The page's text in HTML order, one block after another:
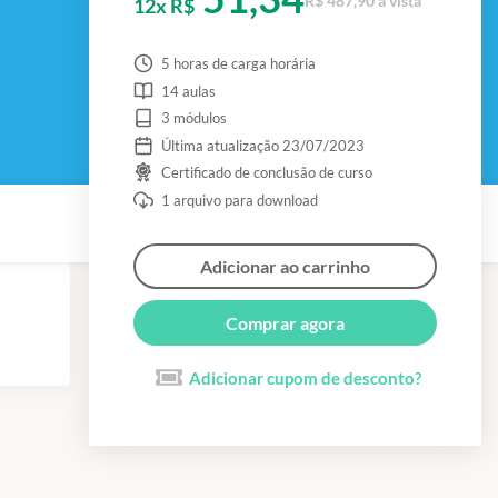
12x R$
5 horas de carga horária
14 aulas
3 módulos
Última atualização 23/07/2023
Certificado de conclusão de curso
1 arquivo para download
Adicionar ao carrinho
Comprar agora
Adicionar cupom de desconto?